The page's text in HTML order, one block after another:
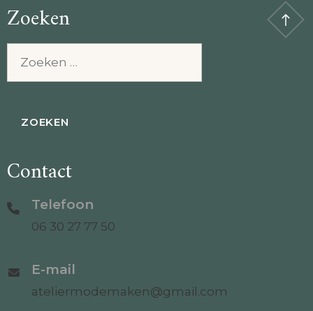
Zoeken
Contact
Telefoon
06 30 27 77 50
E-mail
ateliermodemaken@gmail.com